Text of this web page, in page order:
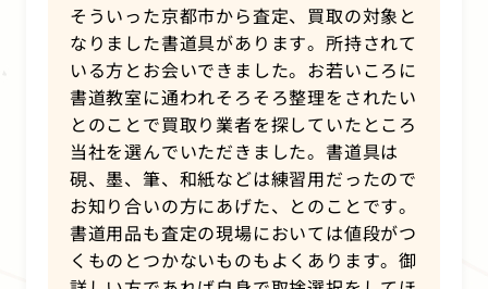
そういった京都市から査定、買取の対象と
なりました書道具があります。所持されて
いる方とお会いできました。お若いころに
書道教室に通われそろそろ整理をされたい
とのことで買取り業者を探していたところ
当社を選んでいただきました。書道具は
硯、墨、筆、和紙などは練習用だったので
お知り合いの方にあげた、とのことです。
書道用品も査定の現場においては値段がつ
くものとつかないものもよくあります。御